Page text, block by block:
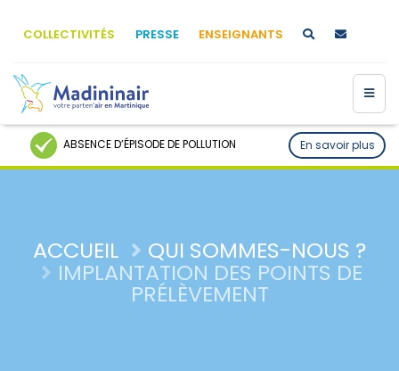
COLLECTIVITÉS PRESSE ENSEIGNANTS
ABSENCE D’ÉPISODE DE POLLUTION En savoir plus
ACCUEIL QUI SOMMES-NOUS ?
IMPLANTATION DES POINTS DE
PRÉLÈVEMENT